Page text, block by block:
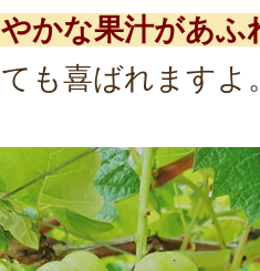
かな果汁があふ
も喜ばれますよ